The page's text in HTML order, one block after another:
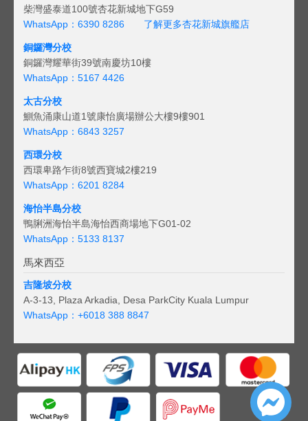
柴灣盛泰道100號杏花新城地下G59
WhatsApp：6390 8286
了解更多杏花新城旗艦店
銅鑼灣分校
銅鑼灣耀華街39號南慶坊10樓
WhatsApp：5167 4426
太古分校
鰂魚涌康山道1號康怡廣場辦公大樓9樓901
WhatsApp：6843 3257
西環分校
西環卑路乍街8號西寶城2樓219
WhatsApp：6201 8284
海怡半島分校
鴨脷洲海怡半島海怡西商場地下G01-02
WhatsApp：5133 8137
馬來西亞
吉隆坡分校
A-3-13, Plaza Arkadia, Desa ParkCity Kuala Lumpur
WhatsApp： +6018 388 8847